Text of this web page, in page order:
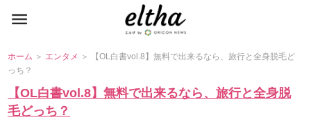
ホーム ＞ エンタメ ＞ 【OL白書vol.8】無料で出来るなら、旅行と全身脱毛ど
っち？
【OL白書vol.8】無料で出来るなら、旅行と全身脱
毛どっち？